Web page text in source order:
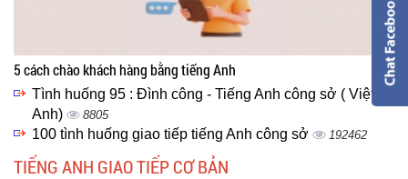
5 cách chào khách hàng bằng tiếng Anh
Tình huống 95 : Đình công - Tiếng Anh công sở ( Việt -
Anh)
8805
100 tình huống giao tiếp tiếng Anh công sở 192462
TIẾNG ANH GIAO TIẾP CƠ BẢN